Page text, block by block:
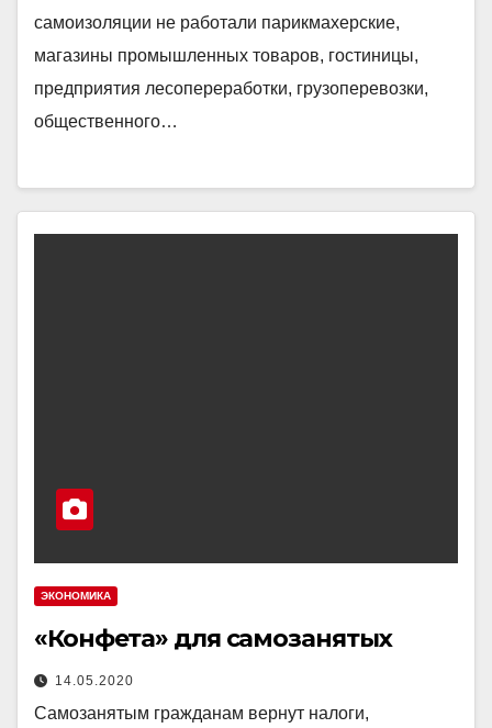
самоизоляции не работали парикмахерские,
магазины промышленных товаров, гостиницы,
предприятия лесопереработки, грузоперевозки,
общественного…
ЭКОНОМИКА
«Конфета» для самозанятых
14.05.2020
Самозанятым гражданам вернут налоги,